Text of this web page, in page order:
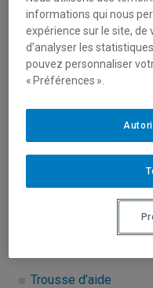
conditions d'encadrement.
Des services aux
leurs besoins
Soutien à
Soutien aux étudiants
Soutien aux
Trousse d’aide
informations qui nous
expérience sur le site, de
d’analyser les
pouvez personnaliser
« Préférences ».